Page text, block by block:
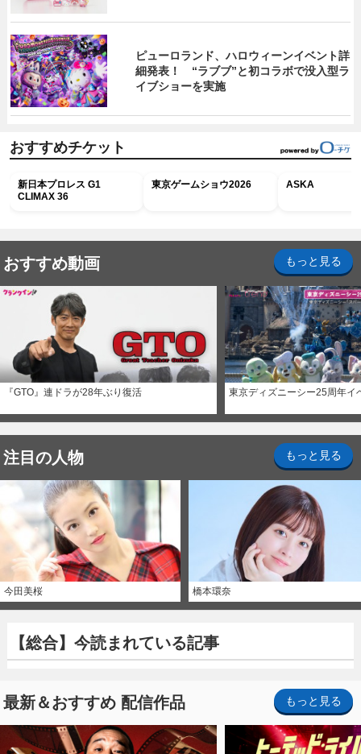
ピューロランド、ハロウィーンイベント詳
細発表！ “ラブブ”と初コラボで没入型ラ
イブショーを実施
おすすめチケット
新日本プロレス G1
CLIMAX 36
東京ゲームショウ2026 ASKA
おすすめ動画 もっと見る
『GTO』連ドラが28年ぶり復活 東京ディズニーシー25周年イ
注目の人物 もっと見る
今田美桜 橋本環奈
【総合】今読まれている記事
最新＆おすすめ 配信作品 もっと見る